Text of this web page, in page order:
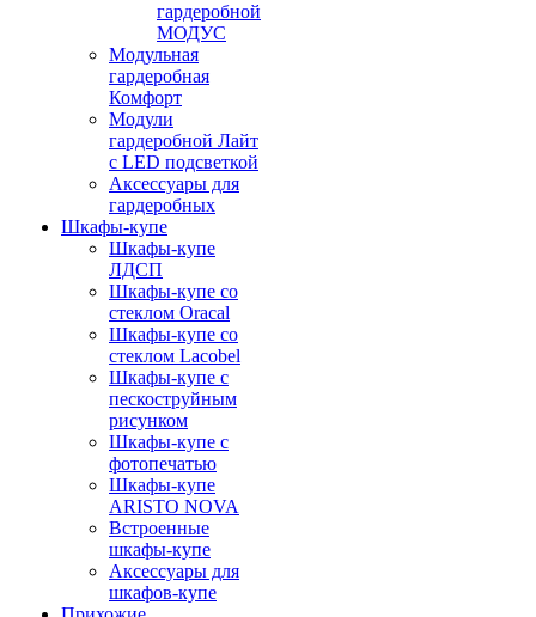
гардеробной
МОДУС
Модульная
гардеробная
Комфорт
Модули
гардеробной Лайт
с LED подсветкой
Аксессуары для
гардеробных
Шкафы-купе
Шкафы-купе
ЛДСП
Шкафы-купе со
стеклом Oracal
Шкафы-купе со
стеклом Lacobel
Шкафы-купе с
пескоструйным
рисунком
Шкафы-купе с
фотопечатью
Шкафы-купе
ARISTO NOVA
Встроенные
шкафы-купе
Аксессуары для
шкафов-купе